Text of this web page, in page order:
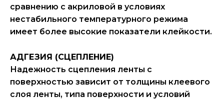
сравнению с акриловой в условиях
нестабильного температурного режима
имеет более высокие показатели клейкости.
АДГЕЗИЯ (СЦЕПЛЕНИЕ)
Надежность сцепления ленты с
поверхностью зависит от толщины клеевого
слоя ленты, типа поверхности и условий